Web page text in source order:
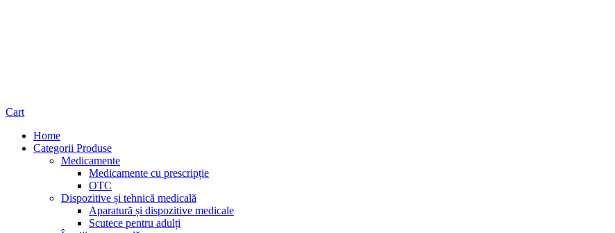
Cart
Home
Categorii Produse
Medicamente
Medicamente cu prescripție
OTC
Dispozitive și tehnică medicală
Aparatură și dispozitive medicale
Scutece pentru adulți